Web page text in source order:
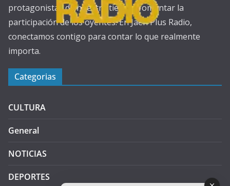
protagonistas de nuestra tierra y fomentar la
participación de los oyentes. En Jaén Plus Radio,
conectamos contigo para contar lo que realmente
importa.
Categorias
CULTURA
General
NOTICIAS
DEPORTES